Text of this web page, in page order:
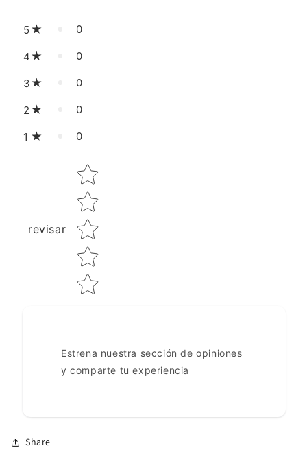
5 0
4 0
3 0
2 0
1 0
revisar
Star rating
Estrena nuestra sección de opiniones
y comparte tu experiencia
Share